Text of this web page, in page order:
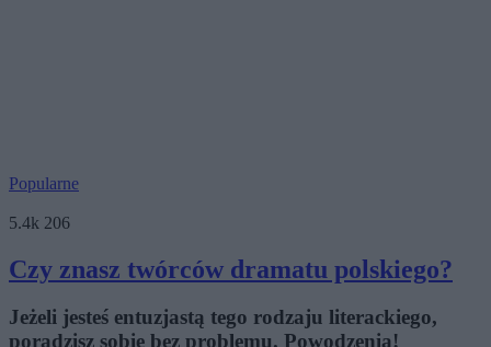
Popularne
5.4k 206
Czy znasz twórców dramatu polskiego?
Jeżeli jesteś entuzjastą tego rodzaju literackiego,
poradzisz sobie bez problemu. Powodzenia!